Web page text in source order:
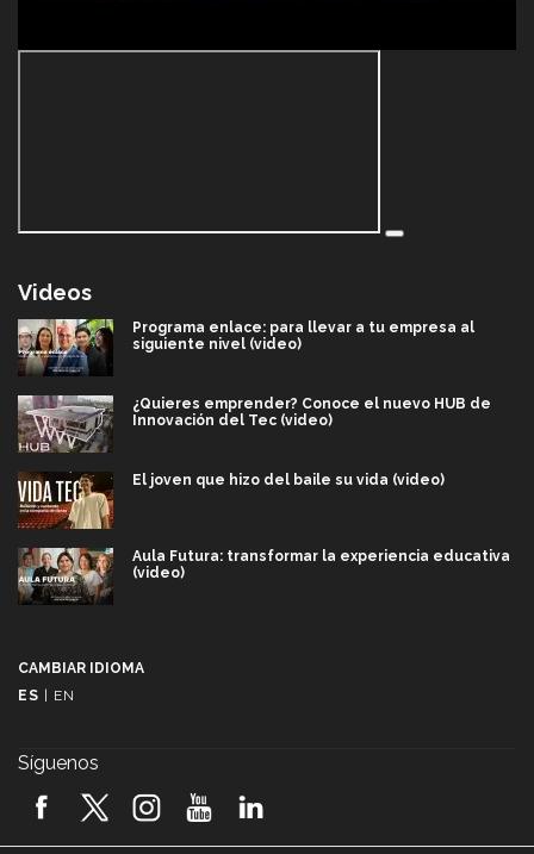
Videos
Programa enlace: para llevar a tu empresa al
siguiente nivel (video)
¿Quieres emprender? Conoce el nuevo HUB de
Innovación del Tec (video)
El joven que hizo del baile su vida (video)
Aula Futura: transformar la experiencia educativa
(video)
2026! (video)
CAMBIAR IDIOMA
ES
EN
Síguenos